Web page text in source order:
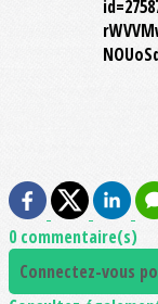
0 commentaire(s)
Connectez-vous